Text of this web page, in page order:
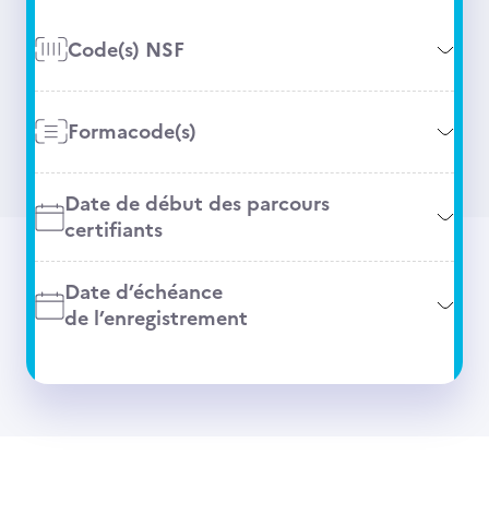
Code(s) NSF
Formacode(s)
Date de début des parcours
certifiants
Date d’échéance
de l’enregistrement